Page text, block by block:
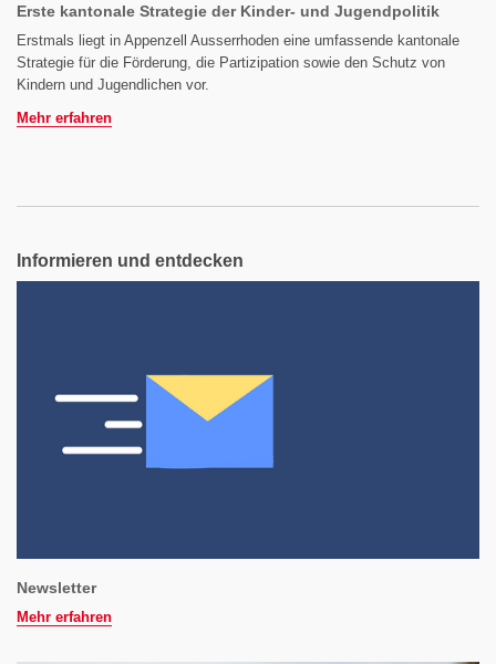
Erste kantonale Strategie der Kinder- und Jugendpolitik
Erstmals liegt in Appenzell Ausserrhoden eine umfassende kantonale
Strategie für die Förderung, die Partizipation sowie den Schutz von
Kindern und Jugendlichen vor.
Mehr erfahren
Informieren und entdecken
Newsletter
Mehr erfahren